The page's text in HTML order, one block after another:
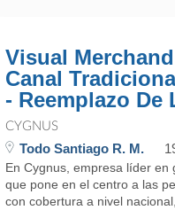
Visual
Canal
- Reemplazo De
CYGNUS
Todo Santiago R. M.
En Cygnus, empresa líder
que pone en el centro a las
con cobertura a nivel